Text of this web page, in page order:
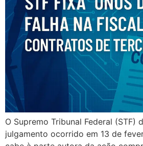
O Supremo Tribunal Federal (STF)
julgamento ocorrido em 13 de